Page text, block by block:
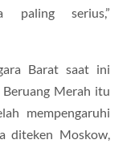
paling serius,”
Barat saat ini
Beruang Merah itu
mempengaruhi
diteken Moskow,